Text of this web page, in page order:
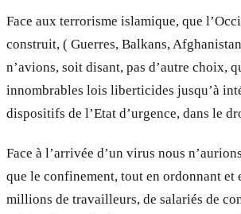
Face aux terrorisme islamique, que
construit, ( Guerres, Balkans,
n’avions, soit disant, pas d’autre choix,
innombrables lois liberticides jusqu’à
dispositifs de l’Etat d’urgence, dans le
Face à l’arrivée d’un virus nous
que le confinement, tout en ordonnant et
millions de travailleurs, de salariés de